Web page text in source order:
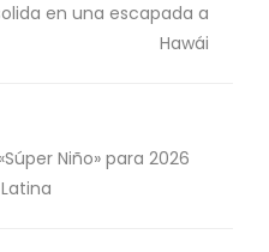
en una escapada a
Hawái
Niño» para 2026